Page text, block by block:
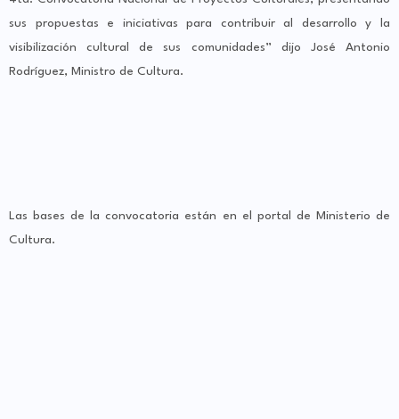
sus propuestas e iniciativas para contribuir al desarrollo y la
visibilización cultural de sus comunidades” dijo José Antonio
Rodríguez, Ministro de Cultura.
Las bases de la convocatoria están en el portal de Ministerio de
Cultura.